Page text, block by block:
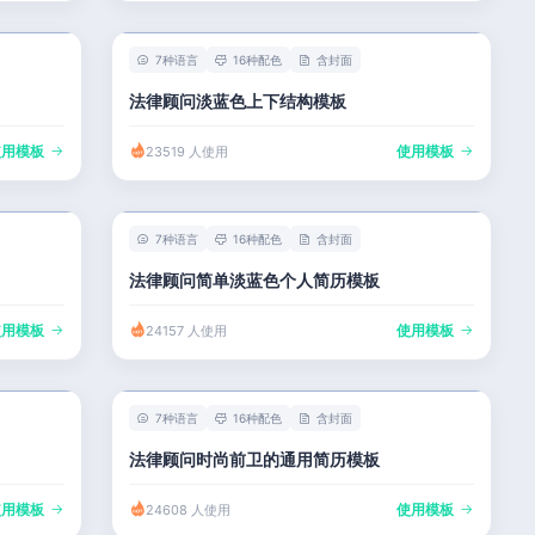
模板
7种语言 16种配色 含封面
法律顾问淡蓝色上下结构模板
23519 人使用 使用模板
模板
7种语言 16种配色 含封面
法律顾问简单淡蓝色个人简历模板
24157 人使用 使用模板
模板
7种语言 16种配色 含封面
法律顾问时尚前卫的通用简历模板
24608 人使用 使用模板